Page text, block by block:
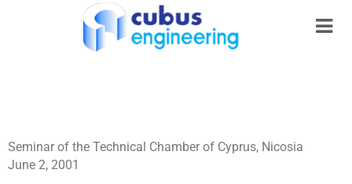
Seminar of the Technical Chamber of Cyprus, Nicosia
June 2, 2001